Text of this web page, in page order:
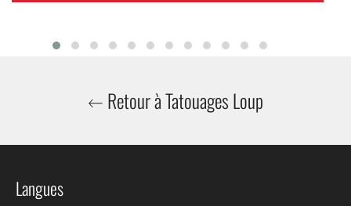
Retour à Tatouages Loup
Langues